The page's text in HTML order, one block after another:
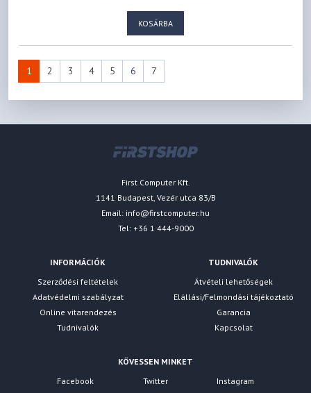
KOSÁRBA
1 2 3 4 5 6 7
First Computer Kft.
1141 Budapest, Vezér utca 83/B
Email: info@firstcomputer.hu
Tel: +36 1 444-9000
INFORMÁCIÓK
Szerződési feltételek
Adatvédelmi szabályzat
Online vitarendezés
Tudnivalók
TUDNIVALÓK
Átvételi lehetőségek
Elállási/Felmondási tájékoztató
Garancia
Kapcsolat
KÖVESSEN MINKET
Facebook
Twitter Instagram